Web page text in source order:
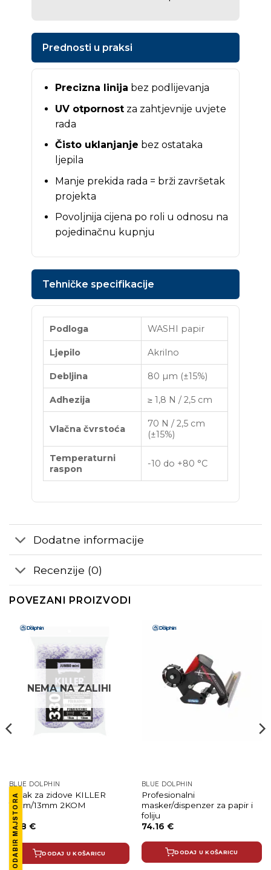
Prednosti u praksi
Precizna linija bez podlijevanja
UV otpornostza zahtjevnije uvjete
rada
Čisto uklanjanje bez ostataka
ljepila
Manje prekida rada = brži završetak
projekta
Povoljnija cijena po roli u odnosu na
pojedinačnu kupnju
Tehničke specifikacije
Podloga WASHI papir
Ljepilo Akrilno
Debljina 80 µm (±15%)
Adhezija ≥ 1,8 N / 2,5 cm
Vlačna čvrstoća
70 N / 2,5 cm
(±15%)
Temperaturni
raspon
-10 do +80 °C
Dodatne informacije
Recenzije (0)
POVEZANI PROIZVODI
ODABIR MAJSTORA
NEMA NA ZALIHI
BLUE DOLPHIN
Valjak za zidove KILLER
10cm/13mm 2KOM
1.78 €
DODAJ U KOŠARICU
BLUE DOLPHIN
Profesionalni
masker/dispenzer za papir i
foliju
74.16 €
DODAJ U KOŠARICU